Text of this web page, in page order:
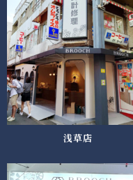
浅草店